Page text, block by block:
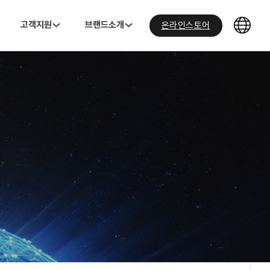
고객지원 브랜드소개 온라인스토어